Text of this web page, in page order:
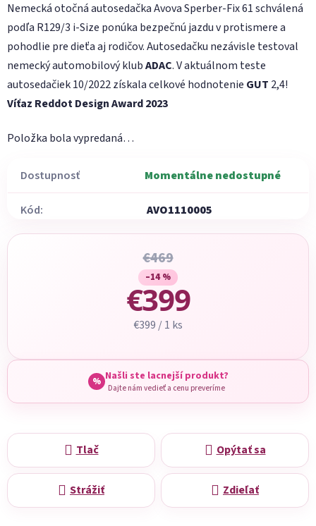
Nemecká otočná autosedačka Avova Sperber-Fix 61 schválená
podľa R129/3 i-Size ponúka bezpečnú jazdu v protismere a
pohodlie pre dieťa aj rodičov. Autosedačku nezávisle testoval
nemecký automobilový klubADAC. V aktuálnom teste
autosedačiek 10/2022 získala celkové hodnotenie GUT 2,4!
Víťaz Reddot Design Award 2023
Položka bola vypredaná…
Dostupnosť Momentálne nedostupné
Kód: AVO1110005
€469
–14 %
€399
Jednotková cena:
€399 / 1 ks
% Našli ste lacnejší produkt?
Dajte nám vedieť a cenu preveríme
Tlač Opýtať sa
Strážiť Zdieľať